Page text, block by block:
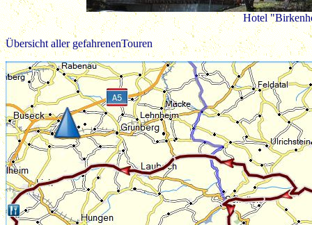
Hotel
Übersicht aller gefahrenenTouren